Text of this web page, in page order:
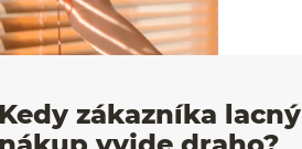
Kedy zákazníka lacný